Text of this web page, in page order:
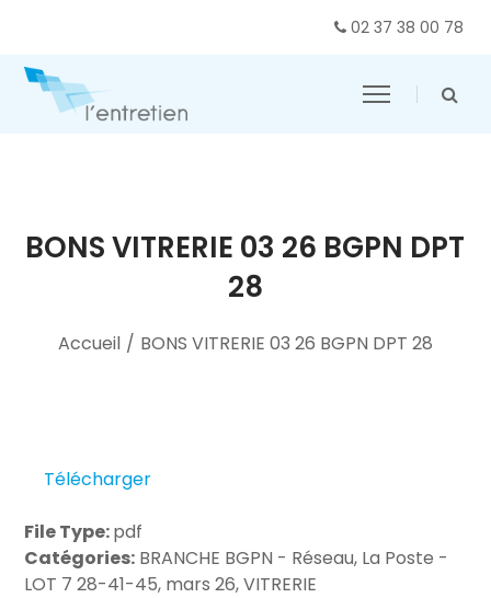
02 37 38 00 78
BONS VITRERIE 03 26 BGPN DPT
28
Accueil / BONS VITRERIE 03 26 BGPN DPT 28
Télécharger
File Type:pdf
Catégories: BRANCHE BGPN - Réseau, La Poste -
LOT 7 28-41-45, mars 26, VITRERIE